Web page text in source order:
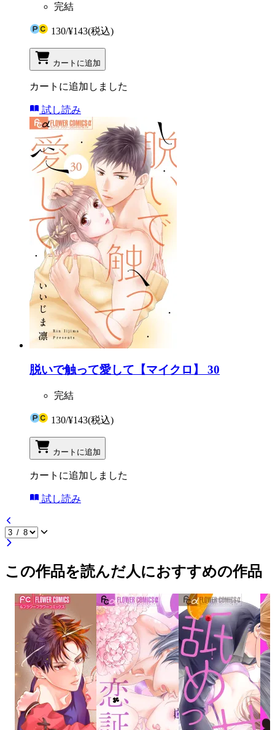
完結
130/¥143(税込)
カートに追加
カートに追加しました
試し読み
脱いで触って愛して【マイクロ】 30
完結
130/¥143(税込)
カートに追加
カートに追加しました
試し読み
この作品を読んだ人におすすめの作品